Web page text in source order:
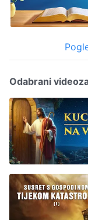
Odabrani